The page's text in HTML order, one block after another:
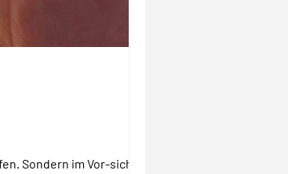
Sondern im Vor-sich-hin-